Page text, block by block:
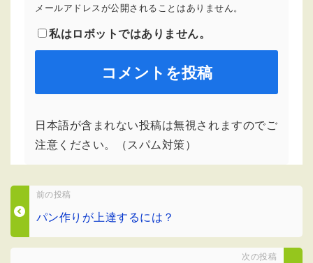
メールアドレスが公開されることはありません。
私はロボットではありません。
日本語が含まれない投稿は無視されますのでご
注意ください。（スパム対策）
前の投稿
パン作りが上達するには？
次の投稿